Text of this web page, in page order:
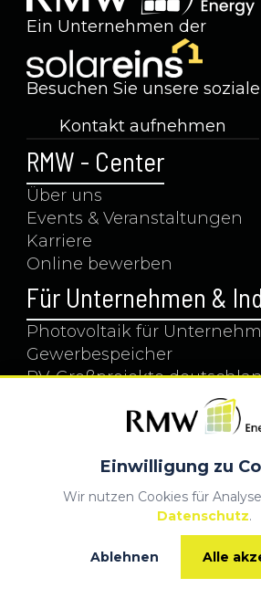
Ein Unternehmen der
Besuchen Sie unsere
Kontakt aufnehmen
+49 (0) 5923 99991-11
RMW - Center
Über uns
Events & Veranstaltungen
Karriere
Online bewerben
Für Unternehmen &
Photovoltaik für
Gewerbespeicher
PV-Großprojekte
Für Ihr Zuhause
Solar & Strom
Wärmepumpe
Komplettpakete
Energiemanager einsQ
Einwilligung zu
Wir nutzen Cookies für
Datenschutz.
Ablehnen Alle